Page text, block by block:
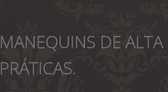
MANEQUINS DE ALTA
PRÁTICAS.